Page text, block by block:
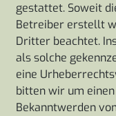
gestattet. Soweit
Betreiber erstellt
Dritter beachtet.
als solche
eine
bitten wir um
Bekanntwerden